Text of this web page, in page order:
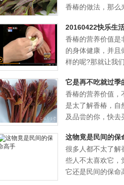
香椿的做法，那么
20160422快乐生
香椿的营养价值是
的身体健康，并且
样的呢?那就让我
它是再不吃就过季
香椿的营养价值，
是太了解香椿，自
及品尝的你，快去
这物竟是民间的保
很多人都不太了解
些人不太喜欢它，
它还是民间的保命